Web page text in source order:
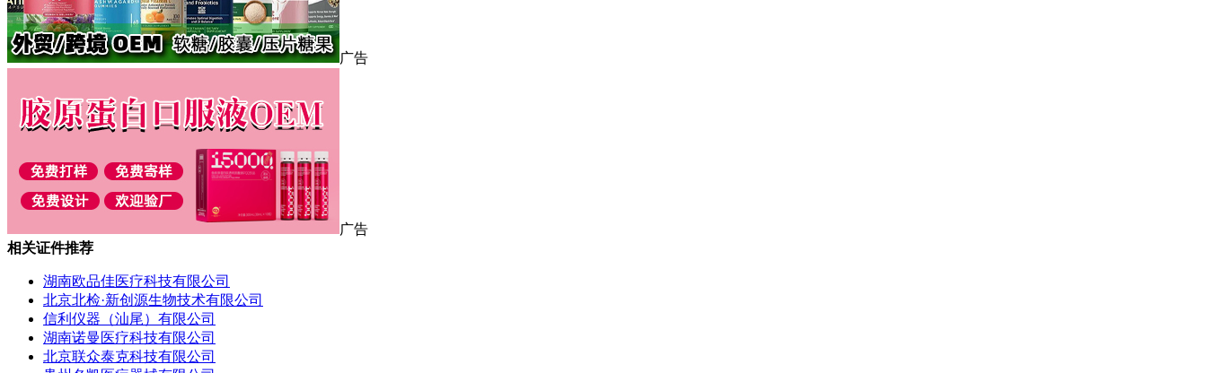
广告
广告
相关证件推荐
湖南欧品佳医疗科技有限公司
北京北检·新创源生物技术有限公司
信利仪器（汕尾）有限公司
湖南诺曼医疗科技有限公司
北京联众泰克科技有限公司